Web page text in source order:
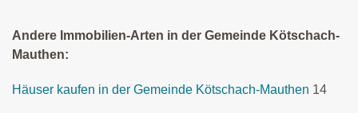
Andere Immobilien-Arten in der Gemeinde Kötschach-
Mauthen:
Häuser kaufen in der Gemeinde Kötschach-Mauthen 14